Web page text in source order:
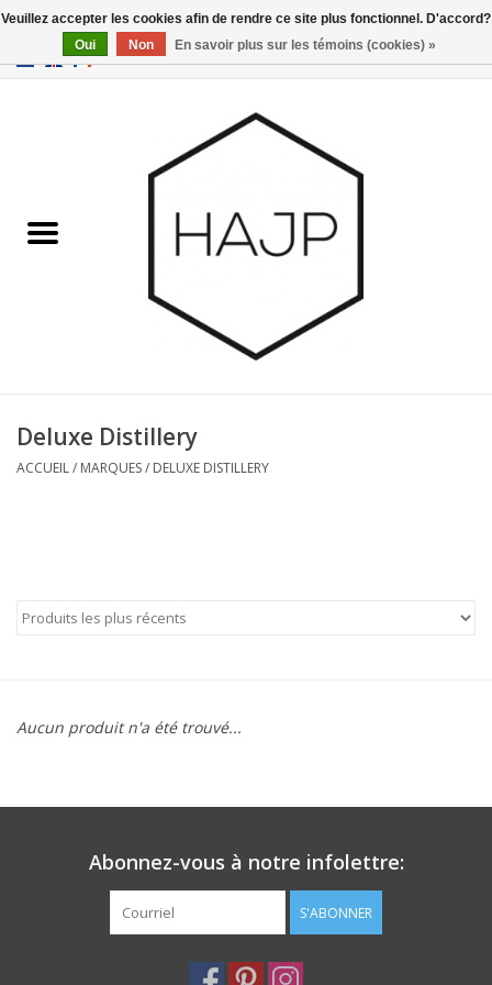
EUR/GBP 0 Articles - €0,00
Gadgets
Marques
Deluxe Distillery
ACCUEIL/ MARQUES/ DELUXE DISTILLERY
Aucun produit n'a été trouvé...
Abonnez-vous à notre infolettre:
S'ABONNER
Veuillez accepter les cookies afin de rendre ce site plus fonctionnel. D'accord?
Oui
Non En savoir plus sur les témoins (cookies) »